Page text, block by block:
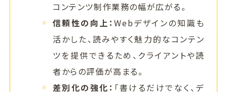
コンテンツ制作業務の幅が広がる。
信頼性の向上：Webデザインの知識も
活かした、読みやすく魅力的なコンテン
ツを提供できるため、クライアントや読
者からの評価が高まる。
差別化の強化： 「書けるだけでなく、デ